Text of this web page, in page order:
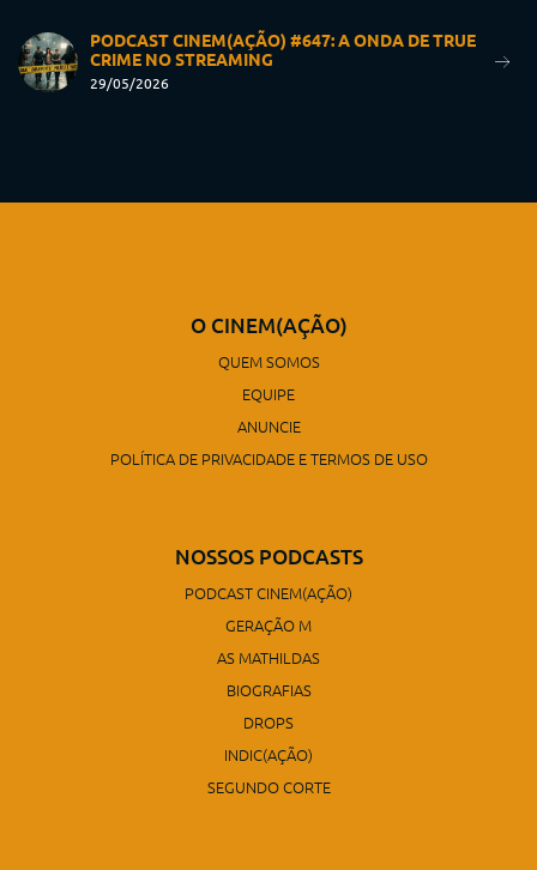
PODCAST CINEM(AÇÃO) #647: A ONDA DE TRUE
CRIME NO STREAMING
29/05/2026
O CINEM(AÇÃO)
QUEM SOMOS
EQUIPE
ANUNCIE
POLÍTICA DE PRIVACIDADE E TERMOS DE USO
NOSSOS PODCASTS
PODCAST CINEM(AÇÃO)
GERAÇÃO M
AS MATHILDAS
BIOGRAFIAS
DROPS
INDIC(AÇÃO)
SEGUNDO CORTE